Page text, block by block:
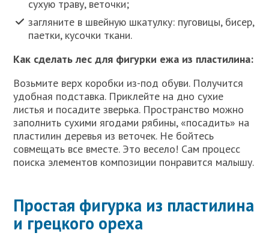
сухую траву, веточки;
загляните в швейную шкатулку: пуговицы, бисер,
паетки, кусочки ткани.
Как сделать лес для фигурки ежа из пластилина:
Возьмите верх коробки из-под обуви. Получится
удобная подставка. Приклейте на дно сухие
листья и посадите зверька. Пространство можно
заполнить сухими ягодами рябины, «посадить» на
пластилин деревья из веточек. Не бойтесь
совмещать все вместе. Это весело! Сам процесс
поиска элементов композиции понравится малышу.
Простая фигурка из пластилина
и грецкого ореха